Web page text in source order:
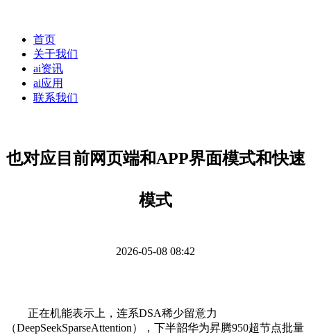
首页
关于我们
ai资讯
ai应用
联系我们
也对应目前网页端和APP界面模式和快速
模式
2026-05-08 08:42
正在机能表示上，连系DSA稀少留意力
（DeepSeekSparseAttention），下半韶华为昇腾950超节点批量